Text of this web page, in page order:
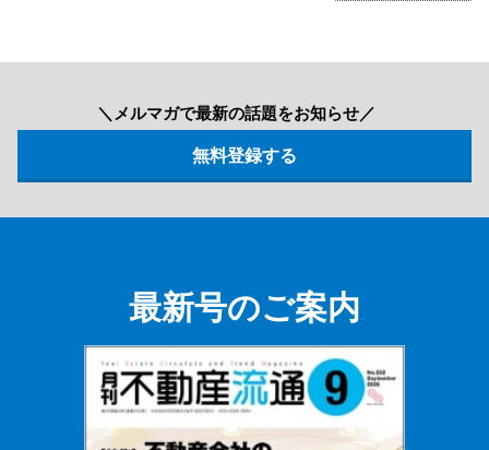
＼メルマガで最新の話題をお知らせ／
最新号のご案内